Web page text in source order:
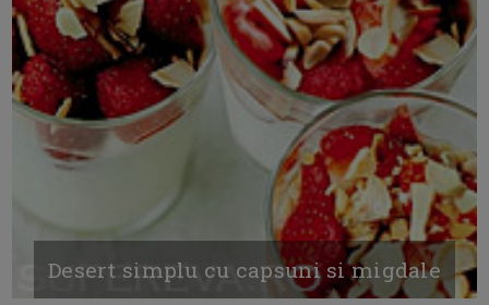
Desert simplu cu capsuni si migdale